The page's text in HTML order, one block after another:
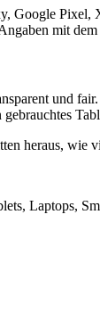
Google
mit
und
heraus, wie
Laptops,